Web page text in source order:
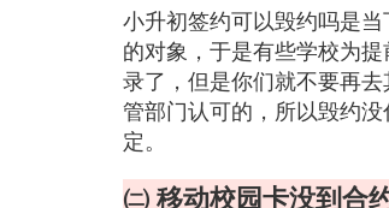
小升初签约可以毁约吗是
的对象，于是有些学校为
录了，但是你们就不要再
管部门认可的，所以毁约
定。
㈡ 移动校园卡没到合